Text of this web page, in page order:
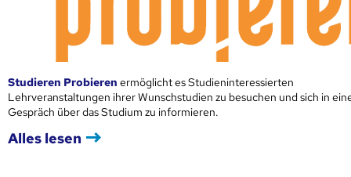
Studieren Probieren ermöglicht es Studieninteressierten
Lehrveranstaltungen ihrer Wunschstudien zu besuchen und sich in
Gespräch über das Studium zu informieren.
Alles lesen